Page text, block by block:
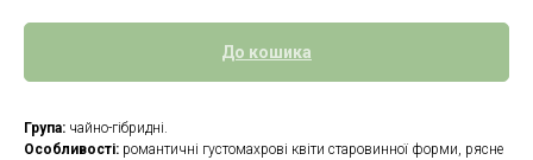
До кошика
Група: чайно-гібридні.
Особливості: романтичні густомахрові квіти старовинної форми, рясне